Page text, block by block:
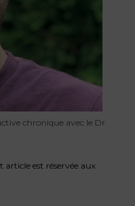
chronique avec le Dr
article est réservée aux